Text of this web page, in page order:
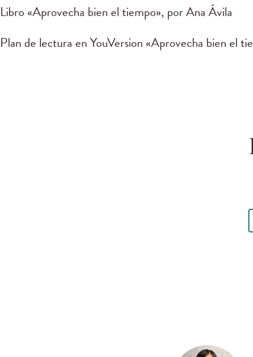
Libro «Aprovecha bien el tiempo», por Ana Ávila
Plan de lectura en YouVersion «Aprovecha bien el